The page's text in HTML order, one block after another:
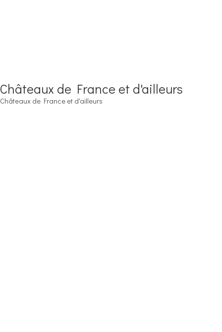
Châteaux de France et d'ailleurs
Châteaux de France et d'ailleurs